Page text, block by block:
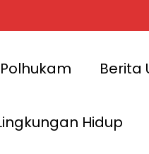
Polhukam Berita
Hidup